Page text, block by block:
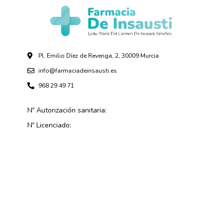
Pl. Emilio Díez de Revenga, 2, 30009 Murcia
info@farmaciadeinsausti.es
968 29 49 71
Nº Autorización sanitaria:
Nº Licenciado: